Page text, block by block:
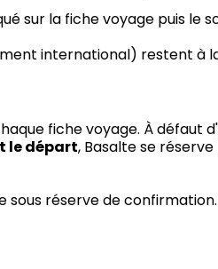
sur la fiche voyage puis le
international) restent à
fiche voyage. À
le départ, Basalte se
réserve de